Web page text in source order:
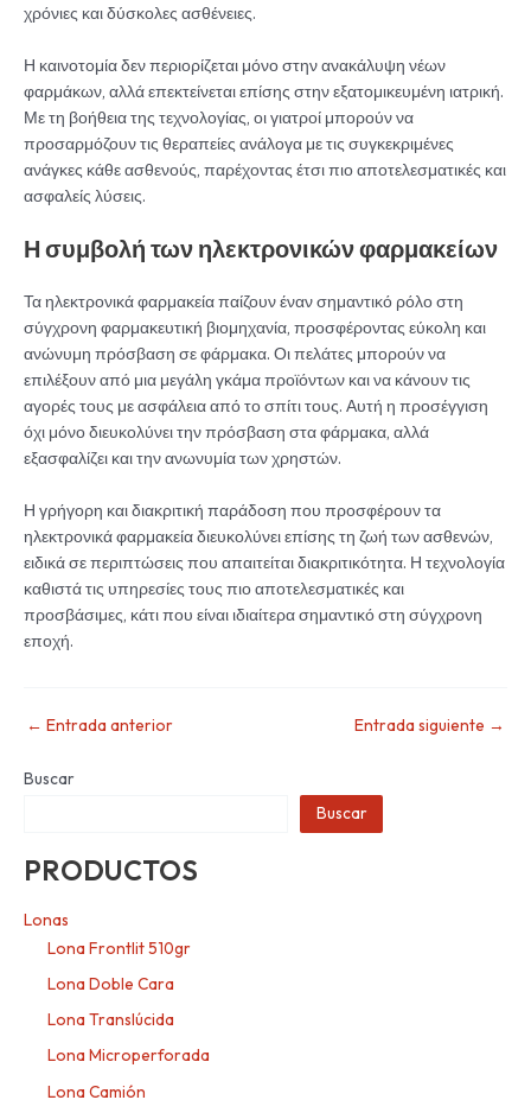
χρόνιες και δύσκολες ασθένειες.
Η καινοτομία δεν περιορίζεται μόνο στην ανακάλυψη νέων
φαρμάκων, αλλά επεκτείνεται επίσης στην εξατομικευμένη ιατρική.
Με τη βοήθεια της τεχνολογίας, οι γιατροί μπορούν να
προσαρμόζουν τις θεραπείες ανάλογα με τις συγκεκριμένες
ανάγκες κάθε ασθενούς, παρέχοντας έτσι πιο αποτελεσματικές και
ασφαλείς λύσεις.
Η συμβολή των ηλεκτρονικών φαρμακείων
Τα ηλεκτρονικά φαρμακεία παίζουν έναν σημαντικό ρόλο στη
σύγχρονη φαρμακευτική βιομηχανία, προσφέροντας εύκολη και
ανώνυμη πρόσβαση σε φάρμακα. Οι πελάτες μπορούν να
επιλέξουν από μια μεγάλη γκάμα προϊόντων και να κάνουν τις
αγορές τους με ασφάλεια από το σπίτι τους. Αυτή η προσέγγιση
όχι μόνο διευκολύνει την πρόσβαση στα φάρμακα, αλλά
εξασφαλίζει και την ανωνυμία των χρηστών.
Η γρήγορη και διακριτική παράδοση που προσφέρουν τα
ηλεκτρονικά φαρμακεία διευκολύνει επίσης τη ζωή των ασθενών,
ειδικά σε περιπτώσεις που απαιτείται διακριτικότητα. Η τεχνολογία
καθιστά τις υπηρεσίες τους πιο αποτελεσματικές και
προσβάσιμες, κάτι που είναι ιδιαίτερα σημαντικό στη σύγχρονη
εποχή.
← Entrada anterior Entrada siguiente →
Buscar
Buscar
PRODUCTOS
Lonas
Lona Frontlit 510gr
Lona Doble Cara
Lona Translúcida
Lona Microperforada
Lona Camión